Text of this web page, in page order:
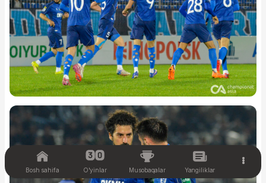
Bosh sahifa O'yinlar Musobaqalar Yangiliklar